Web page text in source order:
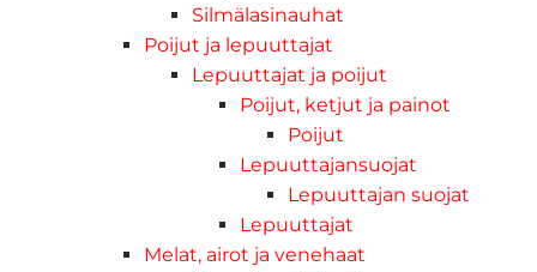
Silmälasinauhat
Poijut ja lepuuttajat
Lepuuttajat ja poijut
Poijut, ketjut ja painot
Poijut
Lepuuttajansuojat
Lepuuttajan suojat
Lepuuttajat
Melat, airot ja venehaat